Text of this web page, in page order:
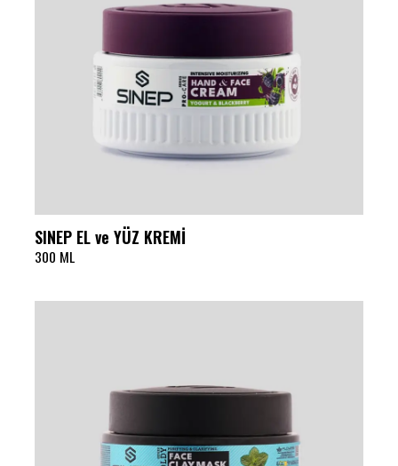
SINEP EL ve YÜZ KREMİ
300 ML